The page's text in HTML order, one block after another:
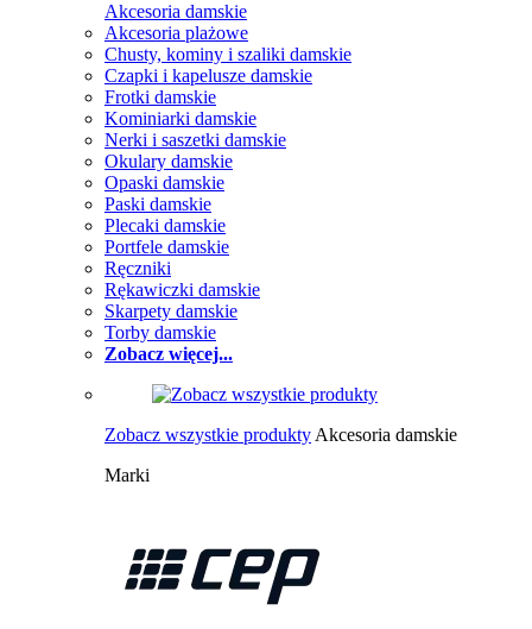
Akcesoria damskie
Akcesoria plażowe
Chusty, kominy i szaliki damskie
Czapki i kapelusze damskie
Frotki damskie
Kominiarki damskie
Nerki i saszetki damskie
Okulary damskie
Opaski damskie
Paski damskie
Plecaki damskie
Portfele damskie
Ręczniki
Rękawiczki damskie
Skarpety damskie
Torby damskie
Zobacz więcej...
Zobacz wszystkie produkty Akcesoria damskie
Marki